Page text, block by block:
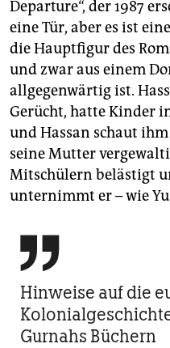
Departure“, der 1987
eine Tür, aber es ist
die Hauptfigur des
und zwar aus einem
allgegenwärtig ist.
Gerücht, hatte Kinder
und Hassan schaut
seine Mutter
Mitschülern belästigt
unternimmt er – wie

Hinweise auf die
Gurnahs Büchern